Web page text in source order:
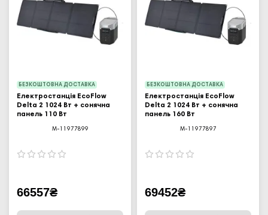
БЕЗКОШТОВНА ДОСТАВКА
Електростанція EcoFlow
Delta 2 1024 Вт + сонячна
панель 110 Вт
M-11977899
66557₴
БЕЗКОШТОВНА ДОСТАВКА
Електростанція EcoFlow
Delta 2 1024 Вт + сонячна
панель 160 Вт
M-11977897
69452₴